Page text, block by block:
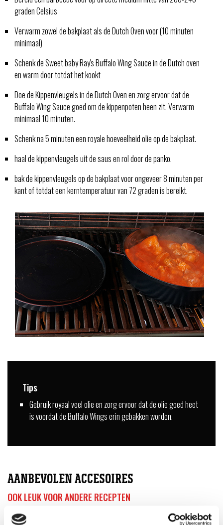
graden Celsius
Verwarm zowel de bakplaat als de Dutch Oven voor (10 minuten
minimaal)
Schenk de Sweet baby Ray's Buffalo Wing Sauce in de Dutch oven
en warm door totdat het kookt
Doe de Kippenvleugels in de Dutch Oven en zorg ervoor dat de
Buffalo Wing Sauce goed om de kippenpoten heen zit. Verwarm
minimaal 10 minuten.
Schenk na 5 minuten een royale hoeveelheid olie op de bakplaat.
haal de kippenvleugels uit de saus en rol door de panko.
bak de kippenvleugels op de bakplaat voor ongeveer 8 minuten per
kant of totdat een kerntemperatuur van 72 graden is bereikt.
Tips
Gebruik royaal veel olie en zorg ervoor dat de olie goed heet
is voordat de Buffalo Wings erin gebakken worden.
AANBEVOLEN ACCESOIRES
OOK LEUK VOOR ANDERE RECEPTEN